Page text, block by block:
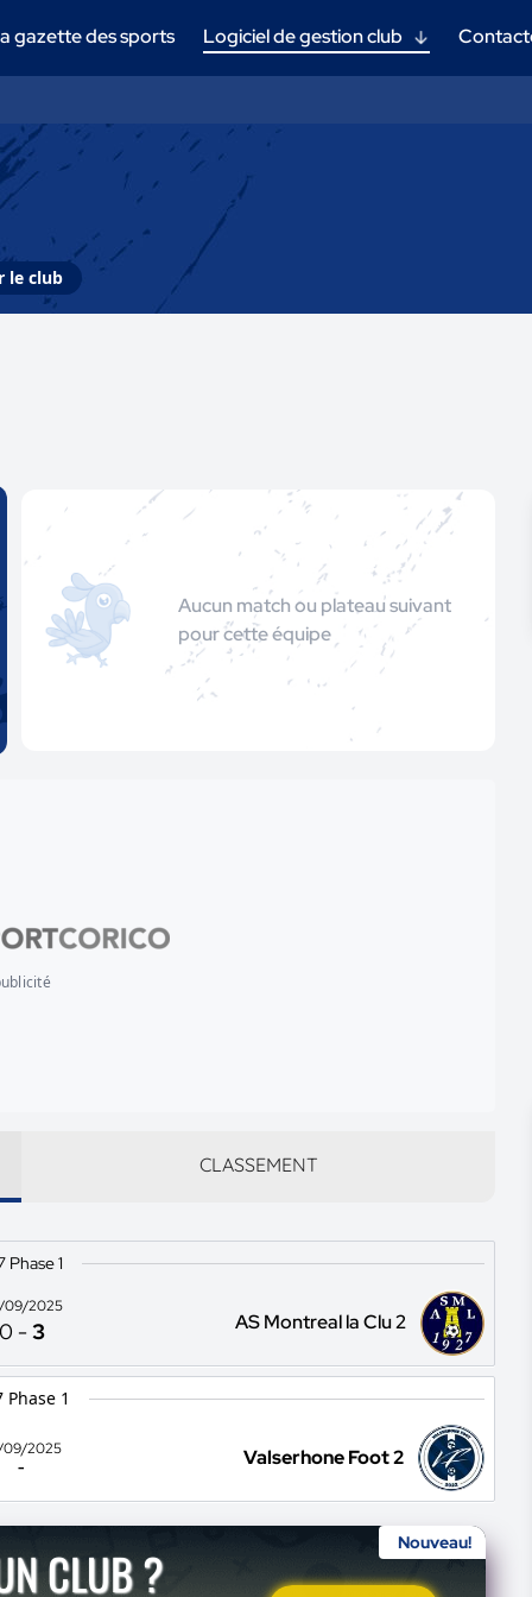
gazette des sports Logiciel de gestion club
le club
Aucun match ou plateau suivant
pour cette équipe
CLASSEMENT
Phase 1
09/2025
-3 AS Montreal la Clu 2
Phase 1
09/2025
-
Valserhone Foot 2
Nouveau!
CLUB ?